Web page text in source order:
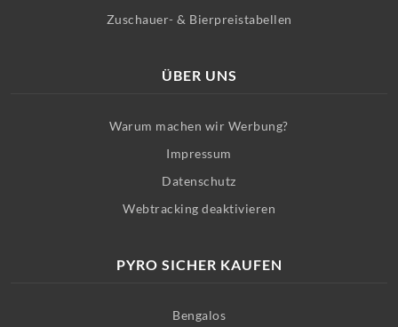
Zuschauer- & Bierpreistabellen
ÜBER UNS
Warum machen wir Werbung?
Impressum
Datenschutz
Webtracking deaktivieren
PYRO SICHER KAUFEN
Bengalos